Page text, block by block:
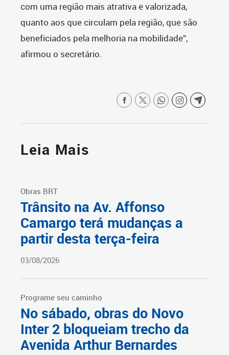
com uma região mais atrativa e valorizada,
quanto aos que circulam pela região, que são
beneficiados pela melhoria na mobilidade”,
afirmou o secretário.
Leia Mais
Obras BRT
Trânsito na Av. Affonso
Camargo terá mudanças a
partir desta terça-feira
03/08/2026
Programe seu caminho
No sábado, obras do Novo
Inter 2 bloqueiam trecho da
Avenida Arthur Bernardes